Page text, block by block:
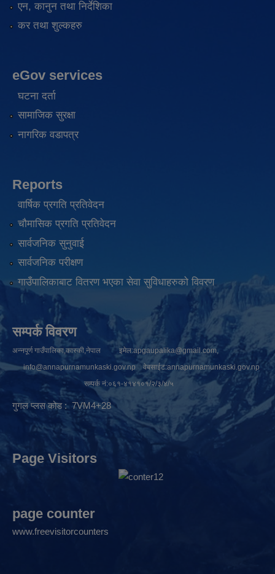
एन, कानुन तथा निर्देशिका
कर तथा शुल्कहरु
eGov services
घटना दर्ता
सामाजिक सुरक्षा
नागरिक वडापत्र
Reports
वार्षिक प्रगति प्रतिवेदन
चौमासिक प्रगति प्रतिवेदन
सार्वजनिक सुनुवाई
सार्वजनिक परीक्षण
गाउँपालिकाबाट वितरण भएका सेवा सुविधाहरुको विवरण
सम्पर्क विवरण
अन्नपूर्ण गाउँपालिका,कास्की,नेपाल इमेल:apgaupalika@gmail.com ,
info@annapurnamunkaski.gov.npवेबसाईट:annapurnamunkaski.gov.np
सम्पर्क नं:०६१-४१४१०१/२/३/४/५
गुगल प्लस कोड : 7VM4+28
Page Visitors
page counter
www.freevisitorcounters